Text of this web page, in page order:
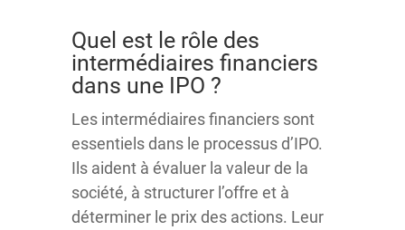
Quel est le rôle des
intermédiaires financiers
dans une IPO ?
Les intermédiaires financiers sont
essentiels dans le processus d’IPO.
Ils aident à évaluer la valeur de la
société, à structurer l’offre et à
déterminer le prix des actions. Leur